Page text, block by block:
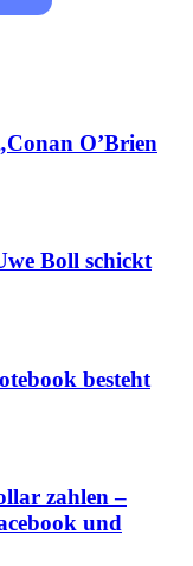
O’Brien
Boll schickt
besteht
zahlen –
und